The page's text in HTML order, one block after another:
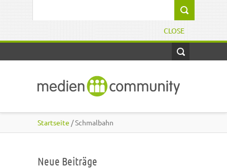
CLOSE
Startseite / Schmalbahn
Neue Beiträge